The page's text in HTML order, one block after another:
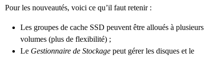
Pour les nouveautés, voici ce qu’il faut retenir :
Les groupes de cache SSD peuvent être alloués à plusieurs
volumes (plus de flexibilité) ;
Le Gestionnaire de Stockage peut gérer les disques et le